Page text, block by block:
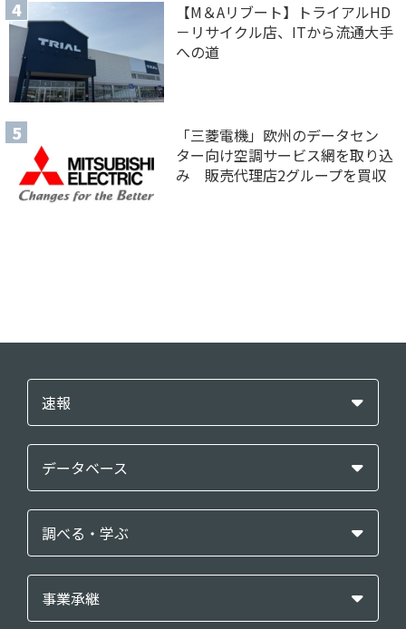
【M＆Aリブート】トライアルHD
－リサイクル店、ITから流通大手
への道
「三菱電機」欧州のデータセン
ター向け空調サービス網を取り込
み 販売代理店2グループを買収
速報
データベース
調べる・学ぶ
事業承継